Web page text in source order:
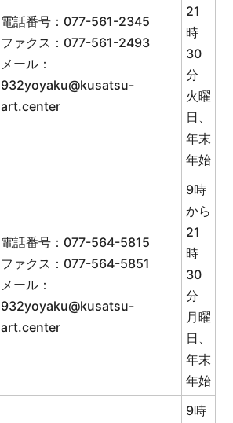
電話番号：077-561-2345
ファクス：077-561-2493
メール：
932yoyaku@kusatsu-
art.center
21
時
30
分
火曜
日、
年末
年始
電話番号：077-564-5815
ファクス：077-564-5851
メール：
932yoyaku@kusatsu-
art.center
9時
から
21
時
30
分
月曜
日、
年末
年始
9時